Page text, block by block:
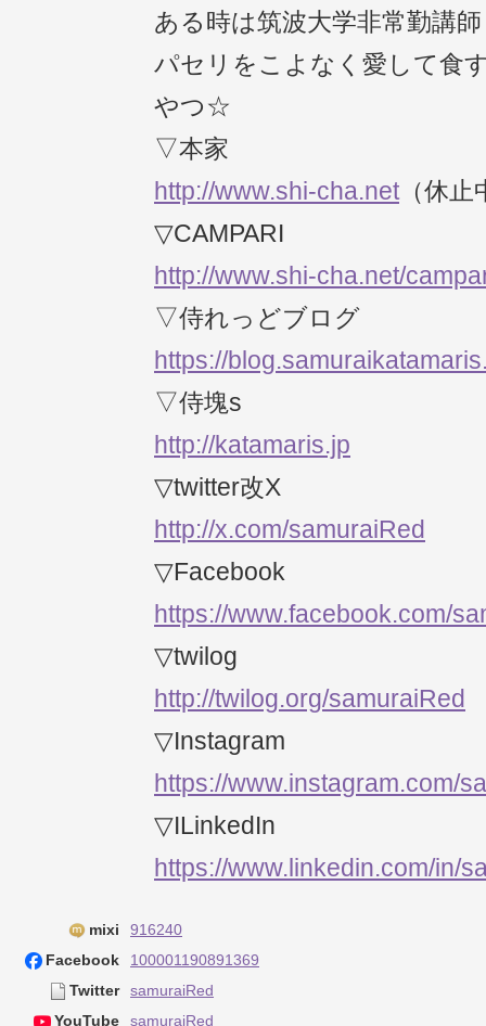
ある時は筑波大学非常勤講師
パセリをこよなく愛して食
やつ☆
▽本家
http://www.shi-cha.net（休止
▽CAMPARI
http://www.shi-cha.net/
▽侍れっどブログ
https://
▽侍塊s
http://katamaris.jp
▽twitter改X
http://x.com/samuraiRed
▽Facebook
https://www.facebook.com/
▽twilog
http://twilog.org/samuraiRed
▽Instagram
https://www.instagram.com/
▽ILinkedIn
https://www.linkedin.com/in/
mixi
916240
Facebook
100001190891369
Twitter
samuraiRed
YouTube
samuraiRed